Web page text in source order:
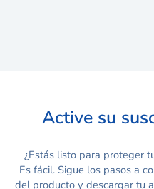
Active su
¿Estás listo para proteger
Es fácil. Sigue los pasos a
del producto y descargar tu